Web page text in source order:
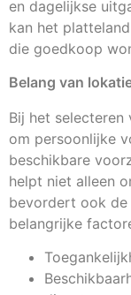
en dagelijkse
kan het
die goedkoop
Belang van
Bij het
om persoonlijke
beschikbare
helpt niet alleen
bevordert ook de
belangrijke